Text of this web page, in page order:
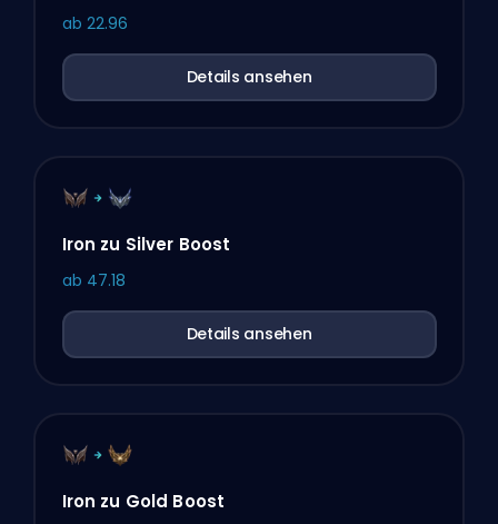
ab 22.96
Details ansehen
Iron zu Silver Boost
ab 47.18
Details ansehen
Iron zu Gold Boost